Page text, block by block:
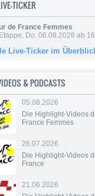
TICKER
de France Femmes
Do. 06.08.2026 ab
Live-Ticker im
& PODCASTS
05.08.2026
Die Highlight-Videos
France Femmes
26.07.2026
Die Highlight-Videos
France
21.06.2026